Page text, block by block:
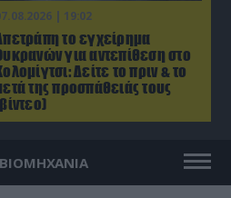
| 19:02
το εγχείρημα
για αντεπίθεση στο
Δείτε το πριν & το
της προσπάθειάς τους
ΒΙΟΜΗΧΑΝΙΑ